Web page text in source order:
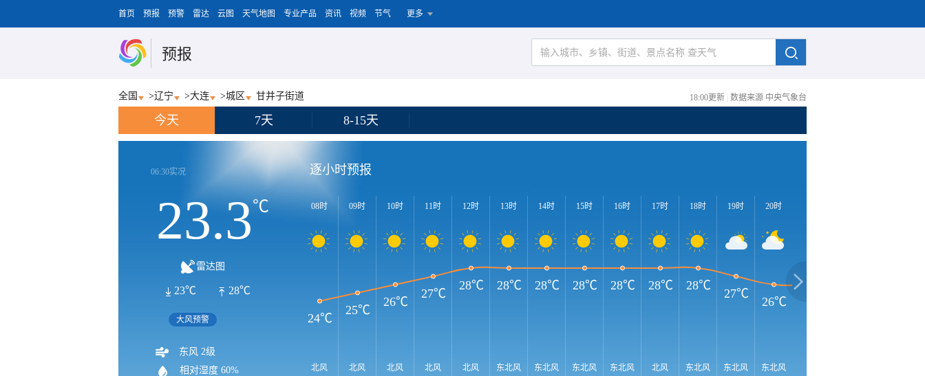
首页 预报 预警 雷达 云图 天气地图 专业产品 资讯 视频 节气 更多
预报
全国 >辽宁 >大连 >城区 18:00更新 数据来源 中央气象台
甘井子街道
今天 7天 8-15天
06:30实况
23.3℃
雷达图
28℃
23℃
大风预警
东风 2级
相对湿度 60%
逐小时预报
08时
北风
09时
北风
10时
北风
11时
北风
12时
北风
13时
东北风
14时
东北风
15时
东北风
16时
东北风
17时
北风
18时
东北风
19时
东北风
20时
东北风
24℃
25℃
26℃
27℃
28℃ 28℃ 28℃ 28℃ 28℃ 28℃ 28℃
27℃
26℃